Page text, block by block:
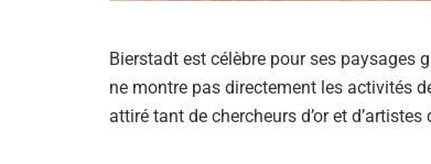
Bierstadt est célèbre pour ses paysages
ne montre pas directement les activités
attiré tant de chercheurs d’or et